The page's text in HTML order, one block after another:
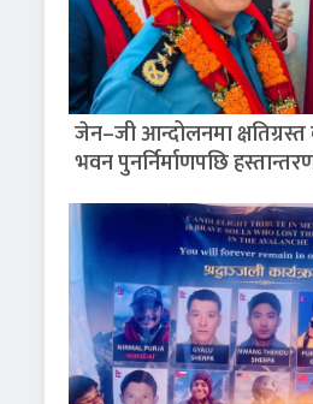
जेन–जी आन्दोलनमा क्षतिग्रस्त
भवन पुनर्निर्माणपछि